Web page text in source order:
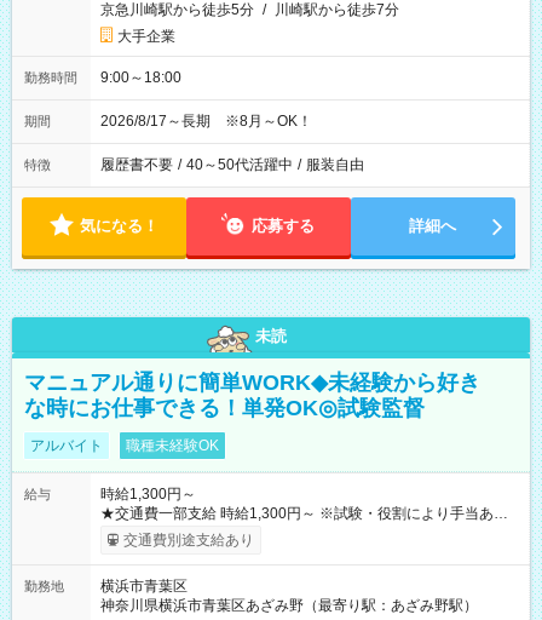
京急川崎駅から徒歩5分 / 川崎駅から徒歩7分
大手企業
勤務時間 9:00～18:00
期間 2026/8/17～長期 ※8月～OK！
特徴 履歴書不要 / 40～50代活躍中 / 服装自由
気になる！ 応募する 詳細へ
未読
マニュアル通りに簡単WORK◆未経験から好き
な時にお仕事できる！単発OK◎試験監督
アルバイト 職種未経験OK
給与
時給1,300円～
★交通費一部支給 時給1,300円～ ※試験・役割により手当あり
※勤務回数により昇給あり 【即給（前払い）オプションあ
り！】 希望される場合、勤務から1週間ほどで給与の一部を受け
例】 ・河合塾模擬試験 8:30～17:30（休憩1時間） 時給1,300円
×8時間＝日収10,400円＋交通費 ※当日の役割により時給＋100
交通費別途支給あり
勤務地
横浜市青葉区
神奈川県横浜市青葉区あざみ野（最寄り駅：あざみ野駅）